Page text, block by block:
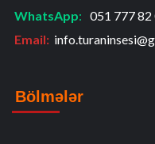
WhatsApp: 051 777 82
Email:
Bölmələr